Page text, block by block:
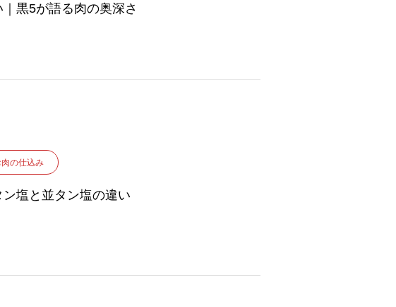
｜黒5が語る肉の奥深さ
の仕込み
ン塩と並タン塩の違い